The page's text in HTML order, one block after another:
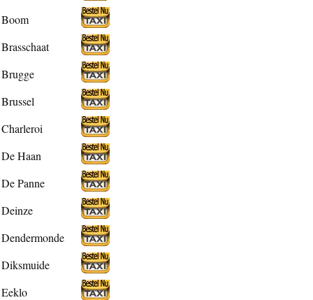
Boom
Brasschaat
Brugge
Brussel
Charleroi
De Haan
De Panne
Deinze
Dendermonde
Diksmuide
Eeklo